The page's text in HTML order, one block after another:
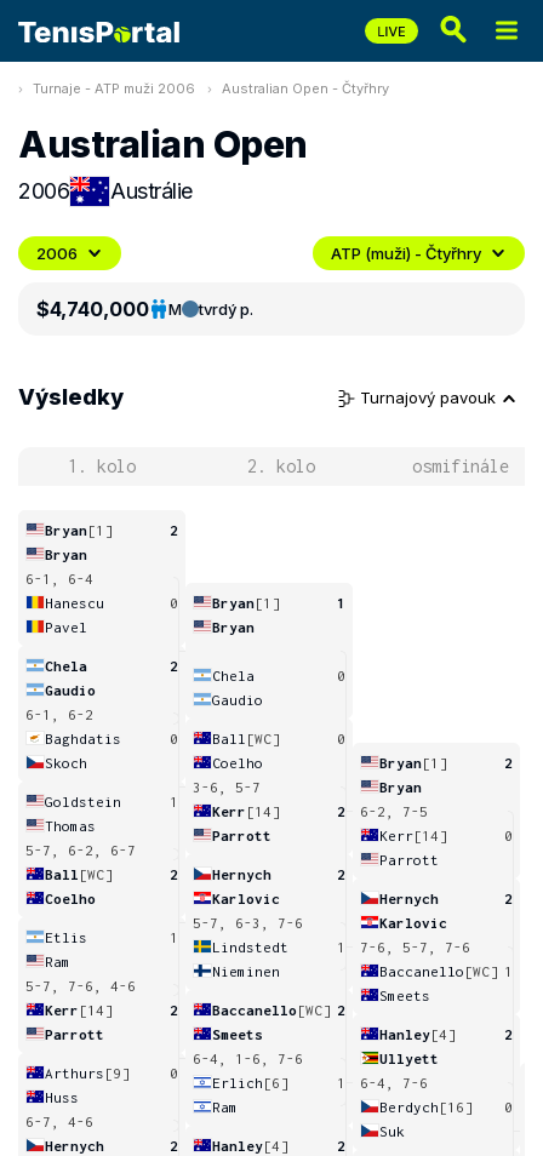
Turnaje - ATP muži 2006 Australian Open - Čtyřhry
Australian Open
2006 Austrálie
2006 ATP (muži) - Čtyřhry
$4,740,000 M tvrdý p.
Výsledky Turnajový pavouk
1. kolo 2. kolo osmifinále
Bryan[1]
2
Bryan
6-1, 6-4
Hanescu
0
Pavel
Chela
2
Gaudio
6-1, 6-2
Baghdatis
0
Skoch
Goldstein
1
Thomas
5-7, 6-2, 6-7
Ball [WC]
2
Coelho
Etlis
1
Ram
5-7, 7-6, 4-6
Kerr [14]
2
Parrott
Arthurs [9]
0
Huss
6-7, 4-6
Hernych
2
Bryan[1]
1
Bryan
Chela
0
Gaudio
Ball [WC]
0
Coelho
3-6, 5-7
Kerr [14]
2
Parrott
Hernych
2
Karlovic
5-7, 6-3, 7-6
Lindstedt
1
Nieminen
Baccanello [WC] 2
Smeets
6-4, 1-6, 7-6
Erlich [6]
1
Ram
Hanley[4]
2
Bryan[1]
2
Bryan
6-2, 7-5
Kerr[14]
0
Parrott
Hernych
2
Karlovic
7-6, 5-7, 7-6
Baccanello [WC] 1
Smeets
Hanley[4]
2
Ullyett
6-4, 7-6
Berdych [16]
0
Suk